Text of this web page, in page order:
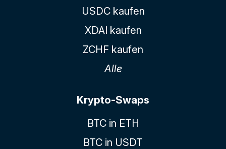
USDC kaufen
XDAI kaufen
ZCHF kaufen
Alle
Krypto-Swaps
BTC in ETH
BTC in USDT